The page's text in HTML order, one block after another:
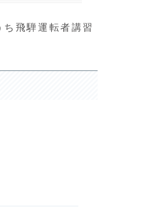
飛騨運転者講習